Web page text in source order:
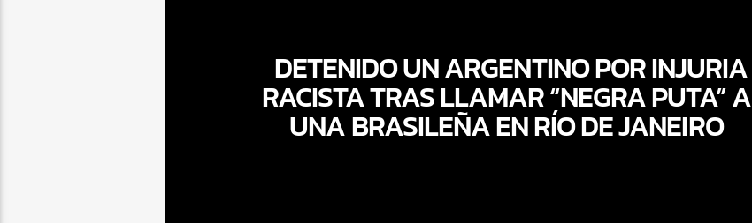
DETENIDO UN ARGENTINO POR INJURIA
RACISTA TRAS LLAMAR “NEGRA PUTA” A
UNA BRASILEÑA EN RÍO DE JANEIRO